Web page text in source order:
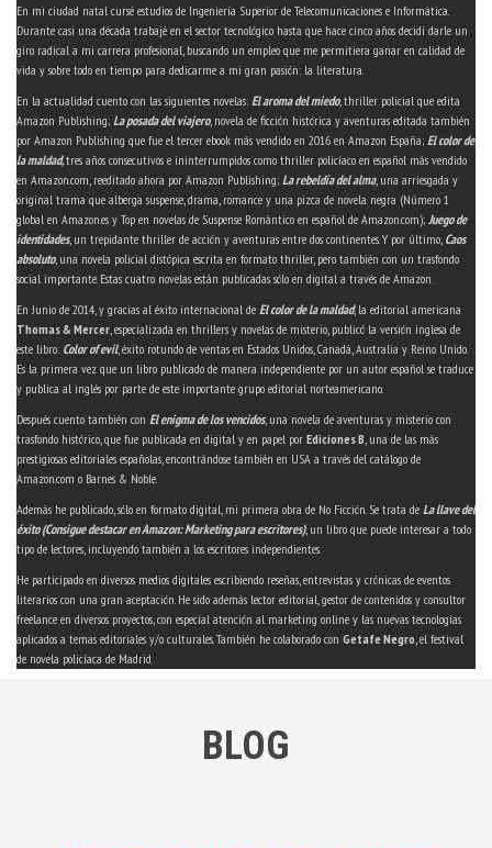
En mi ciudad natal cursé estudios de Ingeniería Superior de Telecomunicaciones e Informática.
Durante casi una década trabajé en el sector tecnológico hasta que hace cinco años decidí darle un
giro radical a mi carrera profesional, buscando un empleo que me permitiera ganar en calidad de
vida y sobre todo en tiempo para dedicarme a mi gran pasión: la literatura.
En la actualidad cuento con las siguientes novelas: El aroma del miedo, thriller policial que edita
Amazon Publishing; La posada del viajero, novela de ficción histórica y aventuras editada también
por Amazon Publishing que fue el tercer ebook más vendido en 2016 en Amazon España; El color de
la maldad,tres años consecutivos e ininterrumpidos como thriller policíaco en español más vendido
en Amazon.com, reeditado ahora por Amazon Publishing; La rebeldía del alma, una arriesgada y
original trama que alberga suspense, drama, romance y una pizca de novela negra (Número 1
global en Amazon.es y Top en novelas de Suspense Romántico en español de Amazon.com); Juego de
identidades, un trepidante thriller de acción y aventuras entre dos continentes. Y por último, Caos
absoluto, una novela policial distópica escrita en formato thriller, pero también con un trasfondo
social importante. Estas cuatro novelas están publicadas sólo en digital a través de Amazon.
En Junio de 2014, y gracias al éxito internacional de El color de la maldad, la editorial americana
Thomas & Mercer, especializada en thrillers y novelas de misterio, publicó la versión inglesa de
este libro: Color of evil, éxito rotundo de ventas en Estados Unidos, Canadá, Australia y Reino Unido.
Es la primera vez que un libro publicado de manera independiente por un autor español se traduce
y publica al inglés por parte de este importante grupo editorial norteamericano.
Después cuento también con El enigma de los vencidos, una novela de aventuras y misterio con
trasfondo histórico, que fue publicada en digital y en papel por Ediciones B, una de las más
prestigiosas editoriales españolas, encontrándose también en USA a través del catálogo de
Amazon.com o Barnes & Noble.
Además he publicado, sólo en formato digital, mi primera obra de No Ficción. Se trata de La llave del
éxito (Consigue destacar en Amazon: Marketing para escritores), un libro que puede interesar a todo
tipo de lectores, incluyendo también a los escritores independientes.
He participado en diversos medios digitales escribiendo reseñas, entrevistas y crónicas de eventos
literarios con una gran aceptación. He sido además lector editorial, gestor de contenidos y consultor
freelance en diversos proyectos, con especial atención al marketing online y las nuevas tecnologías
aplicados a temas editoriales y/o culturales. También he colaborado con Getafe Negro, el festival
de novela policíaca de Madrid.
BLOG